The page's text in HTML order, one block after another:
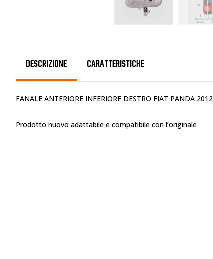
DESCRIZIONE CARATTERISTICHE
FANALE ANTERIORE INFERIORE DESTRO FIAT PANDA 2012
Prodotto nuovo adattabile e compatibile con l’originale